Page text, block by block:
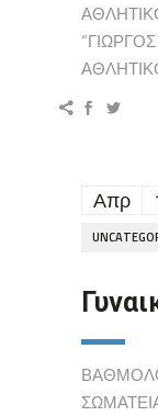
Απρ